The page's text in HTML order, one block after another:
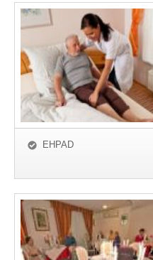
EHPAD